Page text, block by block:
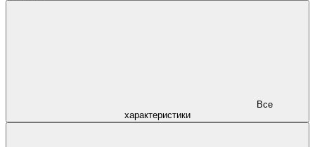
характеристики